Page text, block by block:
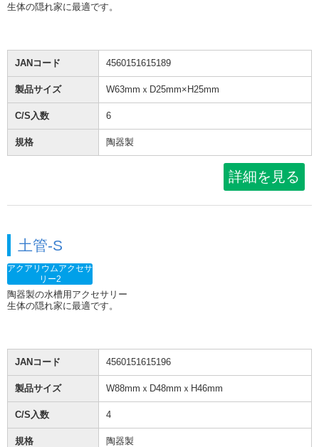
生体の隠れ家に最適です。
JANコード 4560151615189
製品サイズ W63mmｘD25mm×H25mm
C/S入数 6
規格 陶器製
詳細を見る
土管-S
アクアリウムアクセサ
リー2
陶器製の水槽用アクセサリー
生体の隠れ家に最適です。
JANコード 4560151615196
製品サイズ W88mmｘD48mmｘH46mm
C/S入数 4
規格 陶器製